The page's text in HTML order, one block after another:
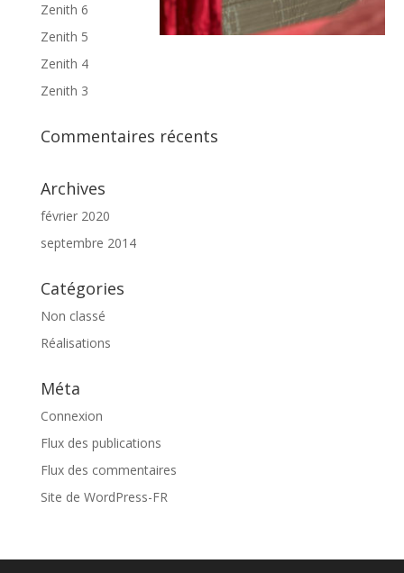
Zenith 6
Zenith 5
Zenith 4
Zenith 3
Commentaires récents
Archives
février 2020
septembre 2014
Catégories
Non classé
Réalisations
Méta
Connexion
Flux des publications
Flux des commentaires
Site de WordPress-FR